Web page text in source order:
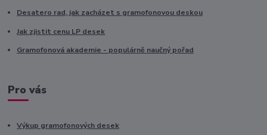
Desatero rad, jak zacházet s gramofonovou deskou
Jak zjistit cenu LP desek
Gramofonová akademie - populárně naučný pořad
Pro vás
Výkup gramofonových desek